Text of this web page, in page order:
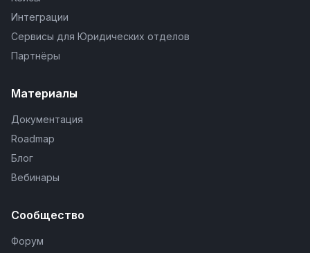
Интеграции
Сервисы для Юридических отделов
Партнёры
Материалы
Документация
Roadmap
Блог
Вебинары
Сообщество
Форум